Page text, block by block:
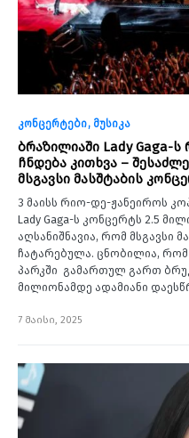
კონცერტები მუსიკა
ბრაზილიაში Lady Gaga-
ჩნდება კითხვა –
მსგავსი მასშტაბის
3 მაისს რიო-დე-ჟანეიროს
Lady Gaga-ს კონცერტს 2.5
აღსანიშნავია, რომ მსგავსი
ჩატარებულა. ცნობილია, რომ
პარკში გამართულ გართ
მილიონამდე ადამიანი
7 მაისი, 2025